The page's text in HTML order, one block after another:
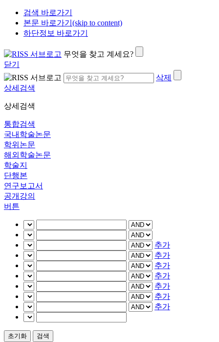
검색 바로가기
본문 바로가기(skip to content)
하단정보 바로가기
무엇을 찾고 계세요?
닫기
삭제
상세검색
상세검색
통합검색
국내학술논문
학위논문
해외학술논문
학술지
단행본
연구보고서
공개강의
버튼
추가
추가
추가
추가
추가
추가
추가